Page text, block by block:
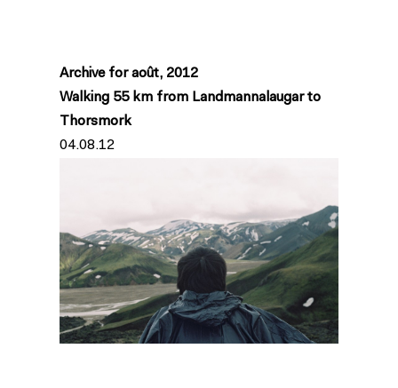
Archive for août, 2012
Walking 55 km from Landmannalaugar to
Thorsmork
04.08.12